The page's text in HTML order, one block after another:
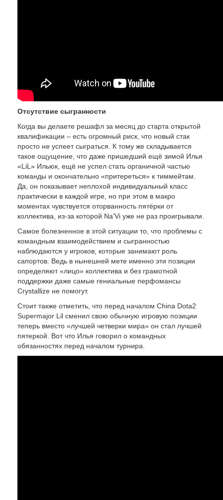
Отсутствие сыгранности
Когда вы делаете решафл за месяц до старта открытой
квалификации – есть огромный риск, что новый стак
просто не успеет сыграться. К тому же складывается
такое ощущение, что даже пришедший ещё зимой Илья
«LiL» Ильюк, ещё не успел стать органичной частью
команды и окончательно «притереться» к тиммейтам.
Да, он показывает неплохой индивидуальный класс
практически в каждой игре, но при этом в макро
моментах чувствуется оторванность пятёрки от
коллектива, из-за которой Na’Vi уже не раз проигрывали.
Самое болезненное в этой ситуации то, что проблемы с
командным взаимодействием и сыгранностью
наблюдаются у игроков, которые занимают роль
сапортов. Ведь в нынешней мете именно эти позиции
определяют «лицо» коллектива и без грамотной
поддержки даже самые гениальные перфомансы
Crystallize не помогут.
Стоит также отметить, что перед началом China Dota2
Supermajor Lil сменил свою обычную игровую позиции
теперь вместо «лучшей четверки мира» он стал лучшей
пятеркой. Вот что Илья говорил о командных
обязанностях перед началом турнира.